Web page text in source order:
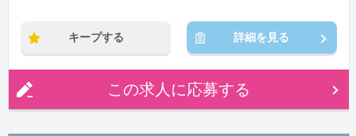
キープする 詳細を見る
この求人に応募する